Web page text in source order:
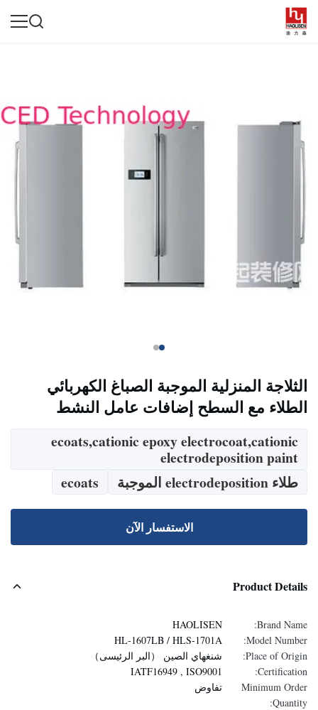
الثلاجة المنزلية الموجبة الصباغ الكهربائي
الطلاء مع السطح إضافات عامل النشط
ecoats,cationic epoxy electrocoat,cationic
electrodeposition paint
طلاء electrodeposition الموجبة
ecoats
الاستفسار الآن
Product Details
Brand Name:
HAOLISEN
Model Number:
HL-1607LB / HLS-1701A
Place of Origin:
شنغهاي الصين （البر الرئيسى）
Certification:
IATF16949 , ISO9001
Minimum Order
Quantity:
تفاوض